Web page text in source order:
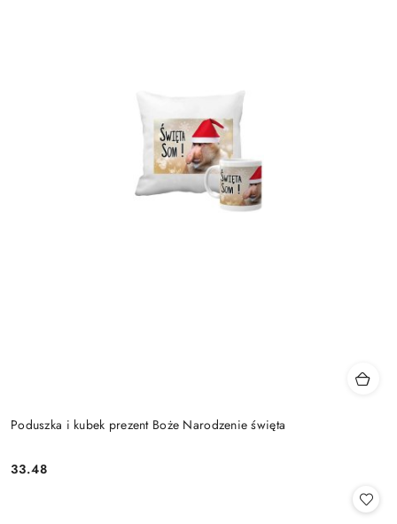
Poduszka i kubek prezent Boże Narodzenie święta
Cena:
33.48